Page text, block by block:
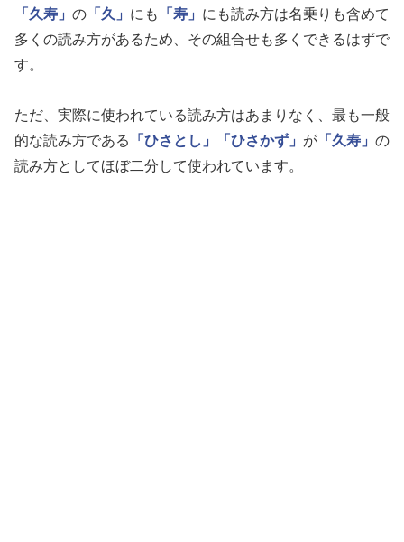
「久寿」 の 「久」 にも 「寿」 にも読み方は名乗りも含めて
多くの読み方があるため、その組合せも多くできるはずで
す。
ただ、実際に使われている読み方はあまりなく、最も一般
的な読み方である
「ひさとし」 「ひさかず」 が 「久寿」 の
読み方としてほぼ二分して使われています。